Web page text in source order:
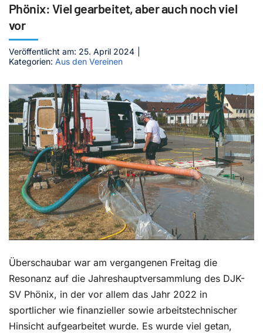
Mediathek
Jetzt abonnieren
Phönix: Viel gearbeitet, aber auch noch viel
vor
Veröffentlicht am: 25. April 2024
Kategorien: Aus den Vereinen
Überschaubar war am vergangenen Freitag die
Resonanz auf die Jahreshauptversammlung des DJK-
SV Phönix, in der vor allem das Jahr 2022 in
sportlicher wie finanzieller sowie arbeitstechnischer
Hinsicht aufgearbeitet wurde. Es wurde viel getan,